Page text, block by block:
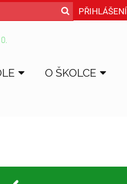
PŘIHLÁŠENÍ
O ŠKOLCE